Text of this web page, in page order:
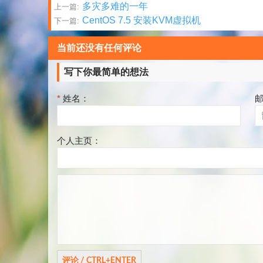
文
章
分
页
上一篇: 多灾多难的一年
下一篇: CentOS 7.5 安装KVM虚拟机
当前还没有任何评论
写下你最简单的想法
* 姓名：
个人主页：